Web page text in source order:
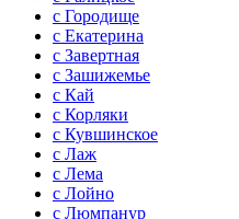
с Городище
с Екатерина
с Завертная
с Зашижемье
с Кай
с Корляки
с Кувшинское
с Лаж
с Лема
с Лойно
с Люмпанур